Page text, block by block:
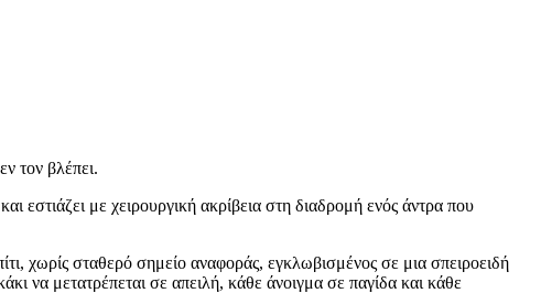
τον βλέπει.
εστιάζει με χειρουργική ακρίβεια στη διαδρομή ενός άντρα που
χωρίς σταθερό σημείο αναφοράς, εγκλωβισμένος σε μια σπειροειδή
να μετατρέπεται σε απειλή, κάθε άνοιγμα σε παγίδα και κάθε